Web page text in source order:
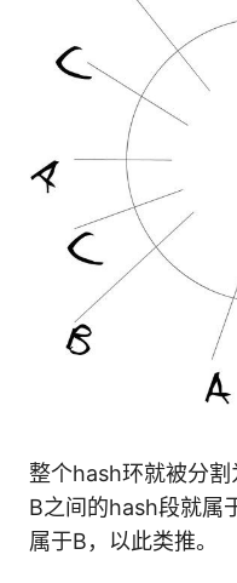
整个hash环就被分
B之间的hash段就属
属于B，以此类推。